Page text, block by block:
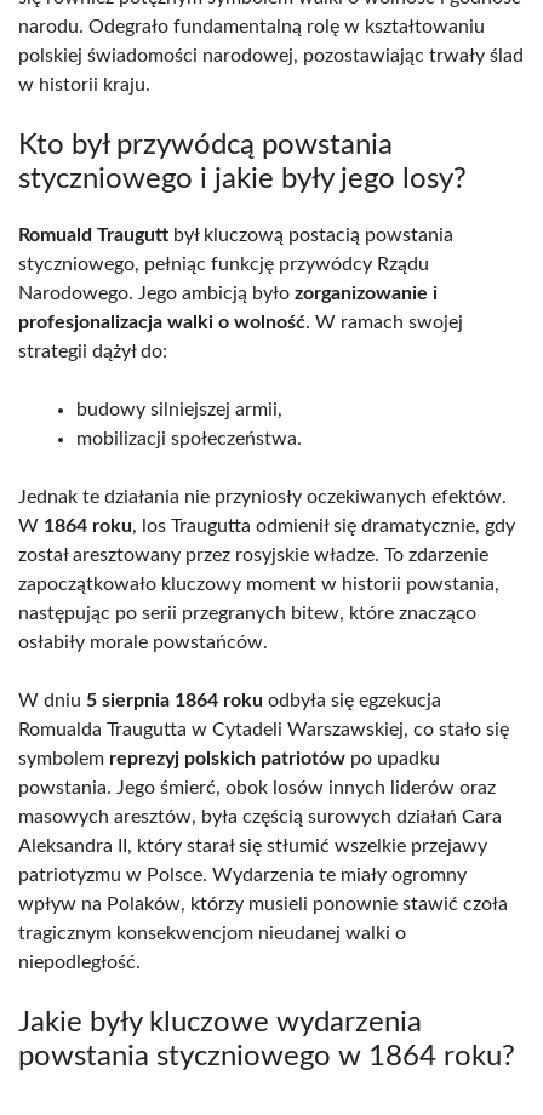
narodu. Odegrało fundamentalną rolę w kształtowaniu
polskiej świadomości narodowej, pozostawiając trwały ślad
w historii kraju.
Kto był przywódcą powstania
styczniowego i jakie były jego losy?
Romuald Traugutt był kluczową postacią powstania
styczniowego, pełniąc funkcję przywódcy Rządu
Narodowego. Jego ambicją było zorganizowanie i
profesjonalizacja walki o wolność. W ramach swojej
strategii dążył do:
budowy silniejszej armii,
mobilizacji społeczeństwa.
Jednak te działania nie przyniosły oczekiwanych efektów.
W 1864 roku, los Traugutta odmienił się dramatycznie, gdy
został aresztowany przez rosyjskie władze. To zdarzenie
zapoczątkowało kluczowy moment w historii powstania,
następując po serii przegranych bitew, które znacząco
osłabiły morale powstańców.
W dniu 5 sierpnia 1864 roku odbyła się egzekucja
Romualda Traugutta w Cytadeli Warszawskiej, co stało się
symbolem reprezyj polskich patriotów po upadku
powstania. Jego śmierć, obok losów innych liderów oraz
masowych aresztów, była częścią surowych działań Cara
Aleksandra II, który starał się stłumić wszelkie przejawy
patriotyzmu w Polsce. Wydarzenia te miały ogromny
wpływ na Polaków, którzy musieli ponownie stawić czoła
tragicznym konsekwencjom nieudanej walki o
niepodległość.
Jakie były kluczowe wydarzenia
powstania styczniowego w 1864 roku?